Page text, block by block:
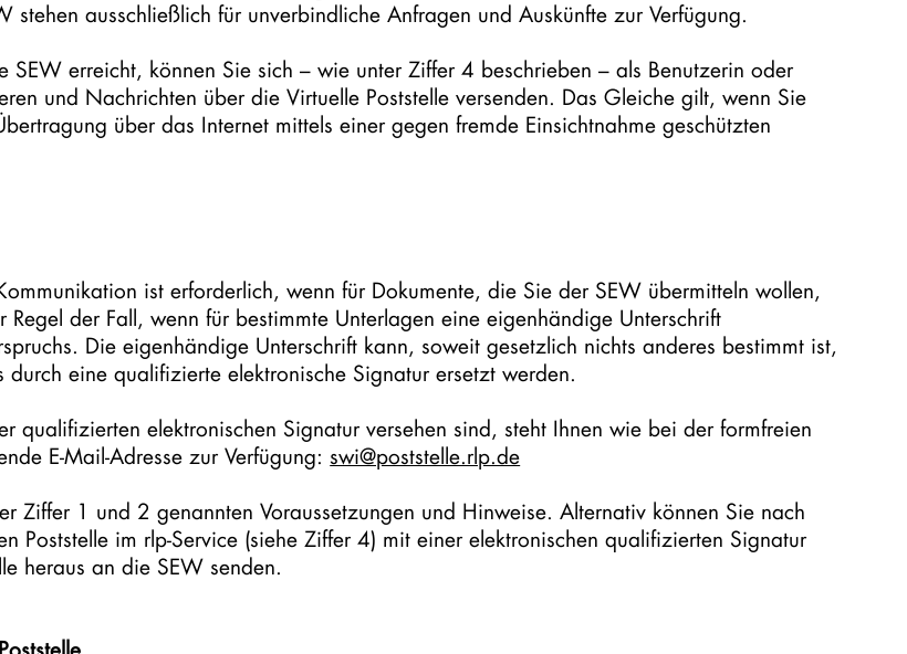
ausschließlich für unverbindliche Anfragen und Auskünfte zur Verfügung.
erreicht, können Sie sich – wie unter Ziffer 4 beschrieben – als Benutzerin oder
und Nachrichten über die Virtuelle Poststelle versenden. Das Gleiche gilt, wenn Sie
über das Internet mittels einer gegen fremde Einsichtnahme geschützten
ist erforderlich, wenn für Dokumente, die Sie der SEW übermitteln wollen,
der Fall, wenn für bestimmte Unterlagen eine eigenhändige Unterschrift
Die eigenhändige Unterschrift kann, soweit gesetzlich nichts anderes bestimmt ist,
eine qualifizierte elektronische Signatur ersetzt werden.
qualifizierten elektronischen Signatur versehen sind, steht Ihnen wie bei der formfreien
E-Mail-Adresse zur Verfügung: swi@poststelle.rlp.de
Ziffer 1 und 2 genannten Voraussetzungen und Hinweise. Alternativ können Sie nach
Poststelle im rlp-Service (siehe Ziffer 4) mit einer elektronischen qualifizierten Signatur
heraus an die SEW senden.